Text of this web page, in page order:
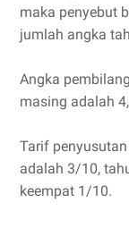
maka penyebut
jumlah angka
Angka
masing adalah
Tarif
adalah 3/10,
keempat 1/10.